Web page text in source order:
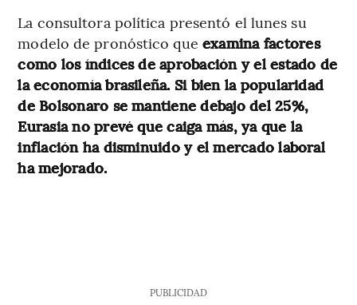
La consultora política presentó el lunes su
modelo de pronóstico que examina factores
como los índices de aprobación y el estado de
la economía brasileña. Si bien la popularidad
de Bolsonaro se mantiene debajo del 25%,
Eurasia no prevé que caiga más, ya que la
inflación ha disminuido y el mercado laboral
ha mejorado.
PUBLICIDAD